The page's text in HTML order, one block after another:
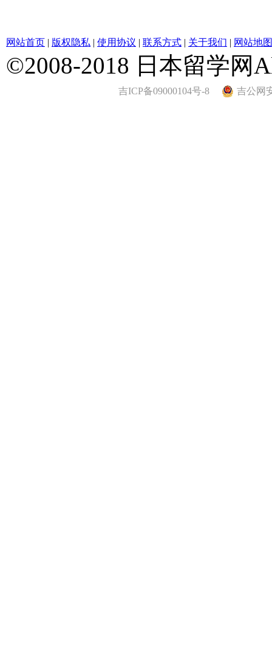
网站首页 | 版权隐私 | 使用协议 | 联系方式 | 关于我们 | 网站地图
©2008-2018 日本留学网
吉ICP备09000104号-8 吉公网